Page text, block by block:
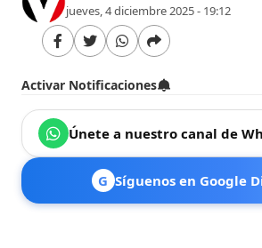
jueves, 4 diciembre 2025 - 19:12
Activar Notificaciones
Únete a nuestro canal de
G Síguenos en Google